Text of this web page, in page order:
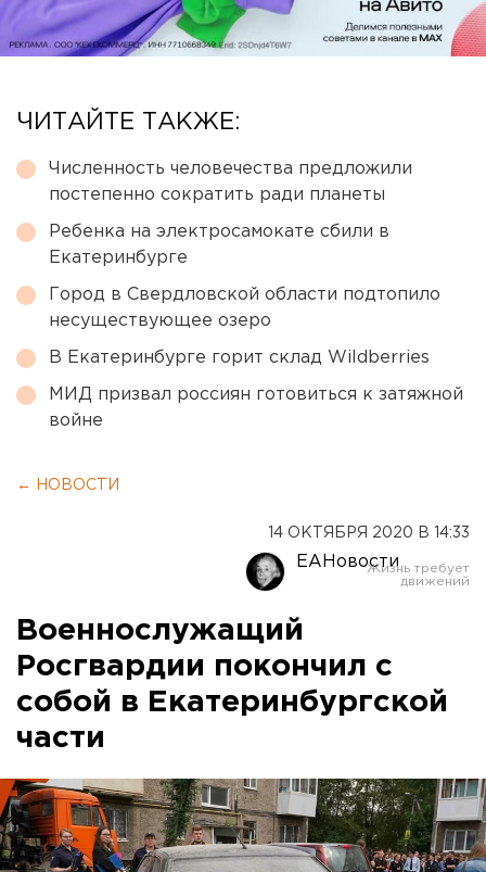
ЧИТАЙТЕ ТАКЖЕ:
Численность человечества предложили
постепенно сократить ради планеты
Ребенка на электросамокате сбили в
Екатеринбурге
Город в Свердловской области подтопило
несуществующее озеро
В Екатеринбурге горит склад Wildberries
МИД призвал россиян готовиться к затяжной
войне
← НОВОСТИ
14 ОКТЯБРЯ 2020 В 14:33
ЕАНовости
Военнослужащий
Росгвардии покончил с
собой в Екатеринбургской
части